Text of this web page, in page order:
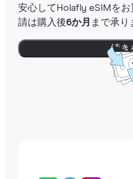
安心してHolafly eSIMを
請は購入後6か月 まで承り
続き